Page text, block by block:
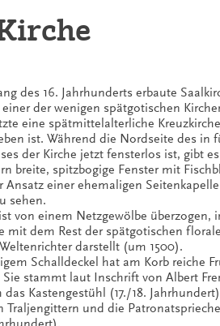
des 16. Jahrhunderts erbaute
der wenigen spätgotischen
eine spätmittelalterliche
ist. Während die Nordseite des in
der Kirche jetzt fensterlos ist, gibt
breite, spitzbogige Fenster mit
Ansatz einer ehemaligen
sehen.
von einem Netzgewölbe überzogen,
mit dem Rest der spätgotischen
darstellt (um 1500).
Schalldeckel hat am Korb reiche
stammt laut Inschrift von Albert
das Kastengestühl (17./18.
Traljengittern und die